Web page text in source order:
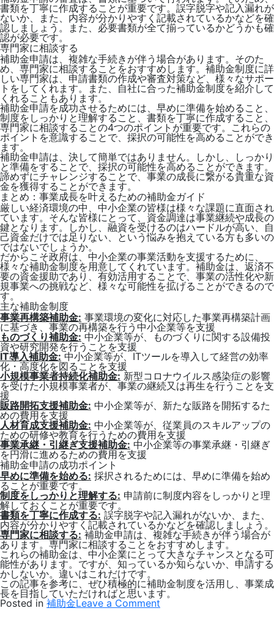
書類を丁寧に作成することが重要です。誤字脱字や記入漏れが
ないか、また、内容が分かりやすく記載されているかなどを確
認しましょう。また、必要書類が全て揃っているかどうかも確
認が必要です。
専門家に相談する
補助金申請は、複雑な手続きが伴う場合があります。そのた
め、専門家に相談することをおすすめします。補助金制度に詳
しい専門家は、申請書類の作成や審査対策など、様々なサポー
トをしてくれます。また、自社に合った補助金制度を紹介して
くれることもあります。
補助金申請を成功させるためには、早めに準備を始めること、
制度をしっかりと理解すること、書類を丁寧に作成すること、
専門家に相談することの4つのポイントが重要です。これらの
ポイントを意識することで、採択の可能性を高めることができ
ます。
補助金申請は、決して簡単ではありません。しかし、しっかり
と準備をすることで、採択の可能性を高めることができます。
諦めずにチャレンジすることで、事業の成長に繋がる貴重な資
金を獲得することができます。
まとめ：事業成長を叶えるための補助金ガイド
厳しい経済環境の中、中小企業の皆様は様々な課題に直面され
ています。そんな皆様にとって、資金調達は事業継続や成長の
鍵となります。しかし、融資を受けるのはハードルが高い、自
己資金だけでは足りない、という悩みを抱えている方も多いの
ではないでしょうか。
だからこそ政府は、中小企業の事業活動を支援するために、
様々な補助金制度を用意してくれています。補助金は、返済不
要の資金援助であり、有効活用することで、事業の活性化や新
規事業への挑戦など、様々な可能性を拡げることができるので
す。
主な補助金制度
事業再構築補助金: 事業環境の変化に対応した事業再構築計画
に基づき、事業の再構築を行う中小企業等を支援
ものづくり補助金: 中小企業等が、ものづくりに関する設備投
資や研究開発を行うことを支援
IT導入補助金: 中小企業等が、ITツールを導入して経営の効率
化・高度化を図ることを支援
小規模事業者持続化補助金: 新型コロナウイルス感染症の影響
を受けた小規模事業者が、事業の継続又は再生を行うことを支
援
販路開拓支援補助金: 中小企業等が、新たな販路を開拓するた
めの費用を支援
人材育成支援補助金: 中小企業等が、従業員のスキルアップの
ための研修や教育を行うための費用を支援
事業承継・引継ぎ支援補助金: 中小企業等の事業承継・引継ぎ
を円滑に進めるための費用を支援
補助金申請の成功ポイント
早めに準備を始める: 採択されるためには、早めに準備を始め
ることが重要です。
制度をしっかりと理解する: 申請前に制度内容をしっかりと理
解しておくことが重要です。
書類を丁寧に作成する: 誤字脱字や記入漏れがないか、また、
内容が分かりやすく記載されているかなどを確認しましょう。
専門家に相談する: 補助金申請は、複雑な手続きが伴う場合が
あります。専門家に相談することをおすすめします。
これらの補助金は、中小企業にとって大きなチャンスとなる可
能性があります。ですが、知っているか知らないか、申請する
かしないか。違いはこれだけです。
この記事を参考に、ぜひ積極的に補助金制度を活用し、事業成
長を目指していただければと思います。
Posted in補助金Leave a Commenton
【最